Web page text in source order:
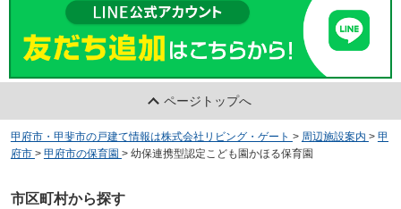
ページトップへ
甲府市・甲斐市の戸建て情報は株式会社リビング・ゲート > 周辺施設案内 > 甲
府市 > 甲府市の保育園 > 幼保連携型認定こども園かほる保育園
市区町村から探す